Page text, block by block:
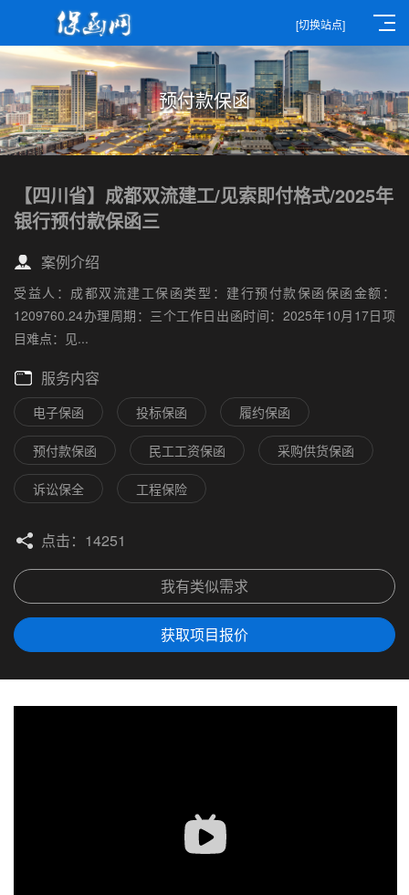
[切换站点]
预付款保函
【四川省】成都双流建工/见索即付格式/2025年
银行预付款保函三
案例介绍
受益人：成都双流建工保函类型：建行预付款保函保函金额：
1209760.24办理周期：三个工作日出函时间：2025年10月17日项
目难点：见...
服务内容
电子保函 投标保函 履约保函
预付款保函 民工工资保函 采购供货保函
诉讼保全 工程保险
点击：14251
我有类似需求
获取项目报价